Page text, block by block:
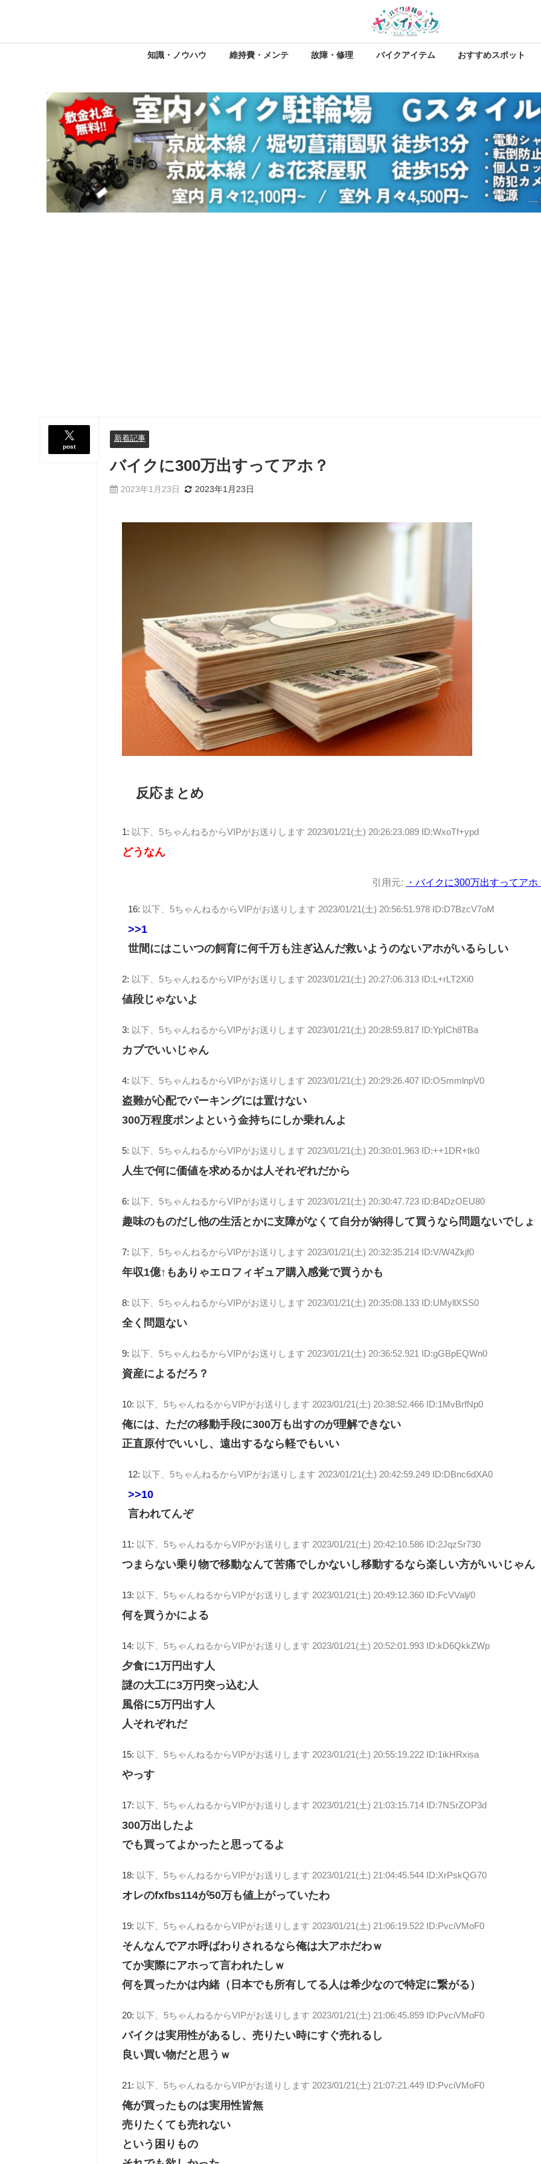
知識・ノウハウ 維持費・メンテ 故障・修理 バイクアイテム おすすめスポット
post
新着記事
バイクに300万出すってアホ？
2023年1月23日 2023年1月23日
反応まとめ
1: 以下、5ちゃんねるからVIPがお送りします 2023/01/21(土) 20:26:23.089 ID:WxoTf+ypd
どうなん
引用元: ・バイクに300万出すってアホ
16: 以下、5ちゃんねるからVIPがお送りします 2023/01/21(土) 20:56:51.978 ID:D7BzcV7oM
>>1
世間にはこいつの飼育に何千万も注ぎ込んだ救いようのないアホがいるらしい
2: 以下、5ちゃんねるからVIPがお送りします 2023/01/21(土) 20:27:06.313 ID:L+rLT2Xi0
値段じゃないよ
3: 以下、5ちゃんねるからVIPがお送りします 2023/01/21(土) 20:28:59.817 ID:YpICh8TBa
カブでいいじゃん
4: 以下、5ちゃんねるからVIPがお送りします 2023/01/21(土) 20:29:26.407 ID:OSmmlnpV0
盗難が心配でパーキングには置けない
300万程度ポンよという金持ちにしか乗れんよ
5: 以下、5ちゃんねるからVIPがお送りします 2023/01/21(土) 20:30:01.963 ID:++1DR+tk0
人生で何に価値を求めるかは人それぞれだから
6: 以下、5ちゃんねるからVIPがお送りします 2023/01/21(土) 20:30:47.723 ID:B4DzOEU80
趣味のものだし他の生活とかに支障がなくて自分が納得して買うなら問題ないでしょ
7: 以下、5ちゃんねるからVIPがお送りします 2023/01/21(土) 20:32:35.214 ID:V/W4Zkjf0
年収1億↑もありゃエロフィギュア購入感覚で買うかも
8: 以下、5ちゃんねるからVIPがお送りします 2023/01/21(土) 20:35:08.133 ID:UMyllXSS0
全く問題ない
9: 以下、5ちゃんねるからVIPがお送りします 2023/01/21(土) 20:36:52.921 ID:gGBpEQWn0
資産によるだろ？
10: 以下、5ちゃんねるからVIPがお送りします 2023/01/21(土) 20:38:52.466 ID:1MvBrfNp0
俺には、ただの移動手段に300万も出すのが理解できない
正直原付でいいし、遠出するなら軽でもいい
12: 以下、5ちゃんねるからVIPがお送りします 2023/01/21(土) 20:42:59.249 ID:DBnc6dXA0
>>10
言われてんぞ
11: 以下、5ちゃんねるからVIPがお送りします 2023/01/21(土) 20:42:10.586 ID:2JqzSr730
つまらない乗り物で移動なんて苦痛でしかないし移動するなら楽しい方がいいじゃん
13: 以下、5ちゃんねるからVIPがお送りします 2023/01/21(土) 20:49:12.360 ID:FcVValj/0
何を買うかによる
14: 以下、5ちゃんねるからVIPがお送りします 2023/01/21(土) 20:52:01.993 ID:kD6QkkZWp
夕食に1万円出す人
謎の大工に3万円突っ込む人
風俗に5万円出す人
人それぞれだ
15: 以下、5ちゃんねるからVIPがお送りします 2023/01/21(土) 20:55:19.222 ID:1ikHRxisa
やっす
17: 以下、5ちゃんねるからVIPがお送りします 2023/01/21(土) 21:03:15.714 ID:7NSrZOP3d
300万出したよ
でも買ってよかったと思ってるよ
18: 以下、5ちゃんねるからVIPがお送りします 2023/01/21(土) 21:04:45.544 ID:XrPskQG70
オレのfxfbs114が50万も値上がっていたわ
19: 以下、5ちゃんねるからVIPがお送りします 2023/01/21(土) 21:06:19.522 ID:PvciVMoF0
そんなんでアホ呼ばわりされるなら俺は大アホだわｗ
てか実際にアホって言われたしｗ
何を買ったかは内緒（日本でも所有してる人は希少なので特定に繋がる）
20: 以下、5ちゃんねるからVIPがお送りします 2023/01/21(土) 21:06:45.859 ID:PvciVMoF0
バイクは実用性があるし、売りたい時にすぐ売れるし
良い買い物だと思うｗ
21: 以下、5ちゃんねるからVIPがお送りします 2023/01/21(土) 21:07:21.449 ID:PvciVMoF0
俺が買ったものは実用性皆無
売りたくても売れない
という困りもの